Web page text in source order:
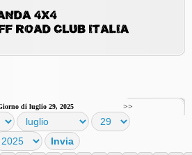
di luglio 29, 2025 >>